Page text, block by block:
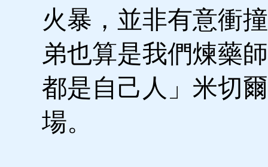
火暴，並非有意衝
弟也算是我們煉藥
都是自己人」米切
場。